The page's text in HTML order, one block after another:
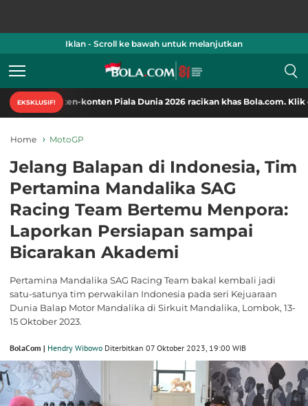
Iklan - Scroll ke bawah untuk melanjutkan
EKSKLUSIF!
konten Piala Dunia 2026 racikan khas Bola.com. Klik di sini!
Home MotoGP
Jelang Balapan di Indonesia, Tim
Pertamina Mandalika SAG
Racing Team Bertemu Menpora:
Laporkan Persiapan sampai
Bicarakan Akademi
Pertamina Mandalika SAG Racing Team bakal kembali jadi
satu-satunya tim perwakilan Indonesia pada seri Kejuaraan
Dunia Balap Motor Mandalika di Sirkuit Mandalika, Lombok, 13-
15 Oktober 2023.
BolaCom | Hendry Wibowo Diterbitkan 07 Oktober 2023, 19:00 WIB